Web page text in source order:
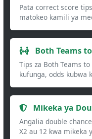
Pata correct score
matokeo kamili ya
Both Teams
Tips za Both Teams
kufunga, odds kubwa
Mikeka ya
Angalia double
X2 au 12 kwa mikeka